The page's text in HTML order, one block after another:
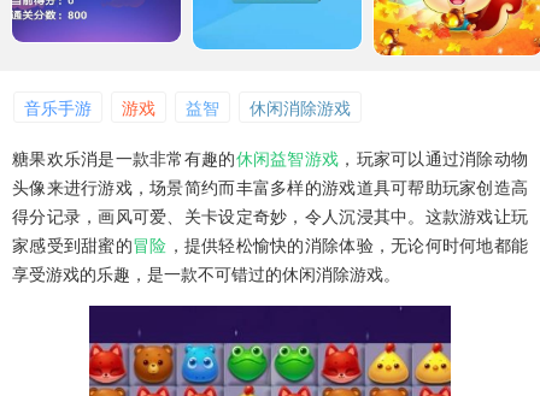
音乐手游 游戏 益智 休闲消除游戏
糖果欢乐消是一款非常有趣的休闲益智游戏 ，玩家可以通过消除动物
头像来进行游戏，场景简约而丰富多样的游戏道具可帮助玩家创造高
得分记录，画风可爱、关卡设定奇妙，令人沉浸其中。这款游戏让玩
家感受到甜蜜的冒险 ，提供轻松愉快的消除体验，无论何时何地都能
享受游戏的乐趣，是一款不可错过的休闲消除游戏。